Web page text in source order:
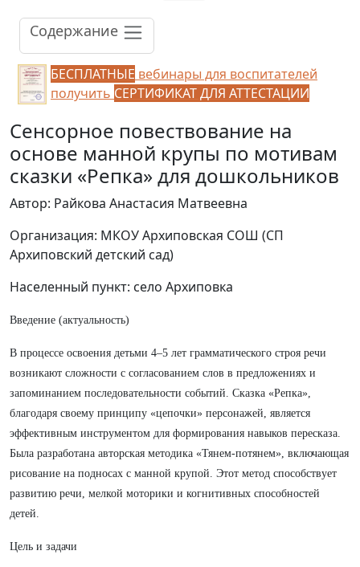
Содержание
БЕСПЛАТНЫЕ вебинары для воспитателей
получить СЕРТИФИКАТ ДЛЯ АТТЕСТАЦИИ
Сенсорное повествование на
основе манной крупы по мотивам
сказки «Репка» для дошкольников
Автор: Райкова Анастасия Матвеевна
Организация: МКОУ Архиповская СОШ (СП
Архиповский детский сад)
Населенный пункт: село Архиповка
Введение (актуальность)
В процессе освоения детьми 4–5 лет грамматического строя речи
возникают сложности с согласованием слов в предложениях и
запоминанием последовательности событий. Сказка «Репка»,
благодаря своему принципу «цепочки» персонажей, является
эффективным инструментом для формирования навыков пересказа.
Была разработана авторская методика «Тянем-потянем», включающая
рисование на подносах с манной крупой. Этот метод способствует
развитию речи, мелкой моторики и когнитивных способностей
детей.
Цель и задачи